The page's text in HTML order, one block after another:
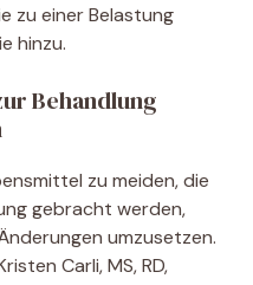
zu einer Belastung
hinzu.
Behandlung
zu meiden, die
gebracht werden,
umzusetzen.
Carli, MS, RD,